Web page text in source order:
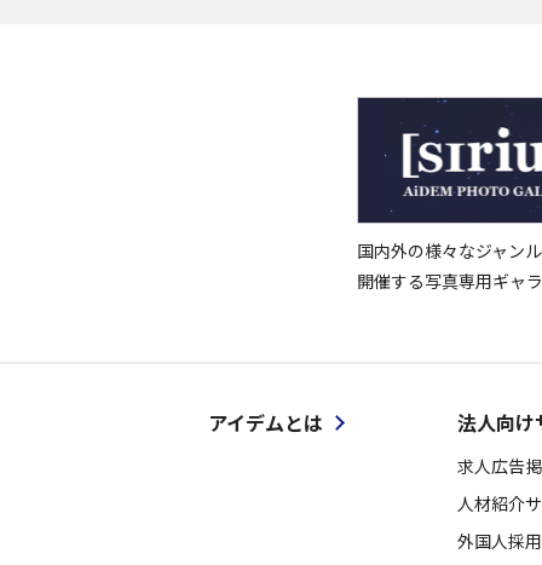
国内外の様々なジャン
開催する写真専用ギャ
アイデムとは 法人向け
求人広告
人材紹介
外国人採用